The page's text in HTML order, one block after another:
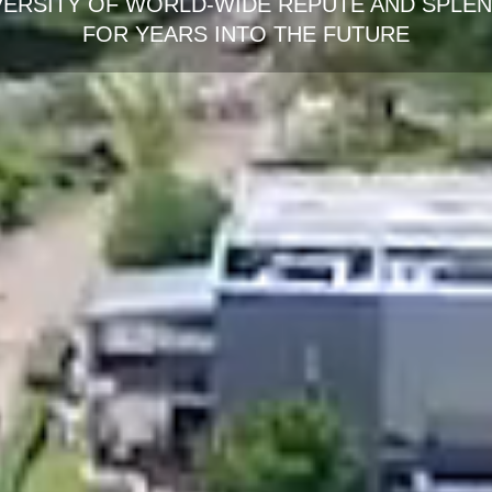
FOR YEARS INTO THE FUTURE